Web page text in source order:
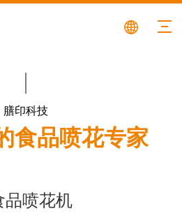
膳印科技
食品喷花专家
品喷花机